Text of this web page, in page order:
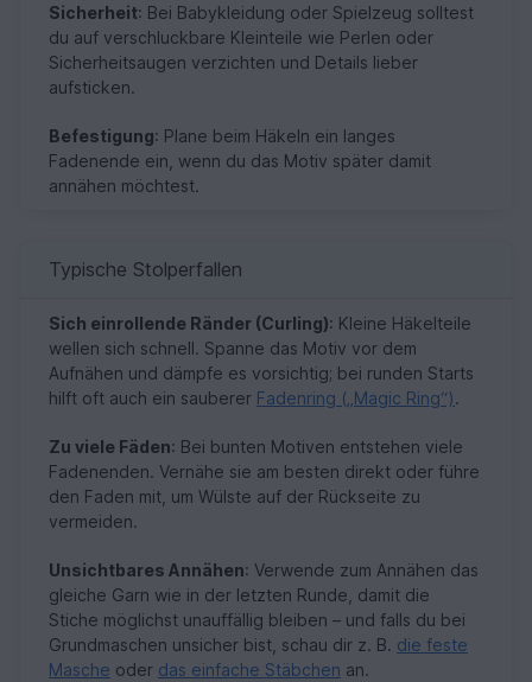
Sicherheit: Bei Babykleidung oder Spielzeug solltest
du auf verschluckbare Kleinteile wie Perlen oder
Sicherheitsaugen verzichten und Details lieber
aufsticken.
Befestigung: Plane beim Häkeln ein langes
Fadenende ein, wenn du das Motiv später damit
annähen möchtest.
Typische Stolperfallen
Sich einrollende Ränder (Curling): Kleine Häkelteile
wellen sich schnell. Spanne das Motiv vor dem
Aufnähen und dämpfe es vorsichtig; bei runden Starts
hilft oft auch ein sauberer Fadenring („Magic Ring“).
Zu viele Fäden: Bei bunten Motiven entstehen viele
Fadenenden. Vernähe sie am besten direkt oder führe
den Faden mit, um Wülste auf der Rückseite zu
vermeiden.
Unsichtbares Annähen: Verwende zum Annähen das
gleiche Garn wie in der letzten Runde, damit die
Stiche möglichst unauffällig bleiben – und falls du bei
Grundmaschen unsicher bist, schau dir z. B. die feste
Masche oder das einfache Stäbchen an.